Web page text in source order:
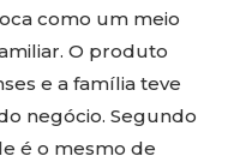
como um meio
O produto
e a família teve
negócio. Segundo
é o mesmo de